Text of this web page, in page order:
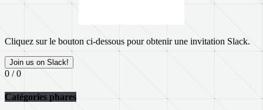
Cliquez sur le bouton ci-dessous pour obtenir une invitation Slack.
Join us on Slack!
0 / 0
Catégories phares